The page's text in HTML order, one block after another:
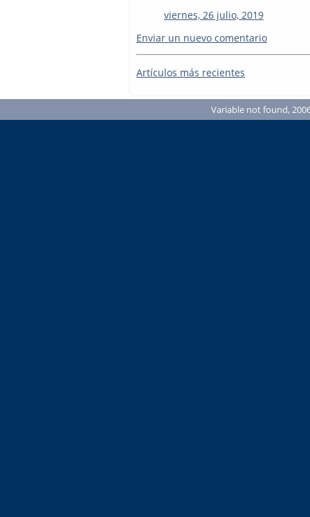
viernes, 26 julio, 2019
Enviar un nuevo comentario
Artículos más recientes
Variable not found,